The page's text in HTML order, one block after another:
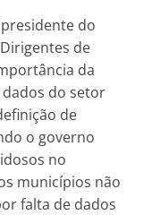
do
de
da
do setor
de
o governo
no
municípios não
falta de dados